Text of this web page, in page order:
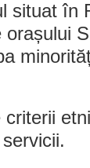
situat în
orașului
criterii